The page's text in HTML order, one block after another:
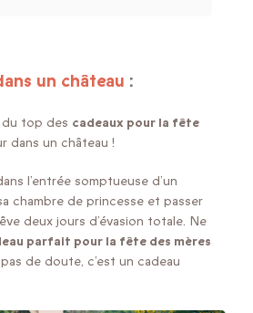
un château :
top des cadeaux pour la fête
dans un château !
l’entrée somptueuse d’un
chambre de princesse et passer
deux jours d’évasion totale. Ne
parfait pour la fête des mères
de doute, c’est un cadeau